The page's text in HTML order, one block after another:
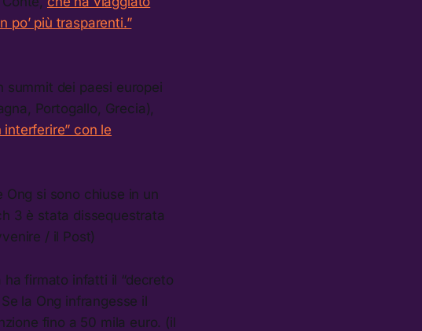
po’ più trasparenti.”
summit dei paesi europei
Portogallo, Grecia),
con le
si sono chiuse in un
3 è stata dissequestrata
/ il Post)
firmato infatti il “decreto
Se la Ong infrangesse il
fino a 50 mila euro. (il